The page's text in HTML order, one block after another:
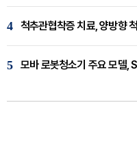
4
5 모바 로봇청소기 주요 모델,